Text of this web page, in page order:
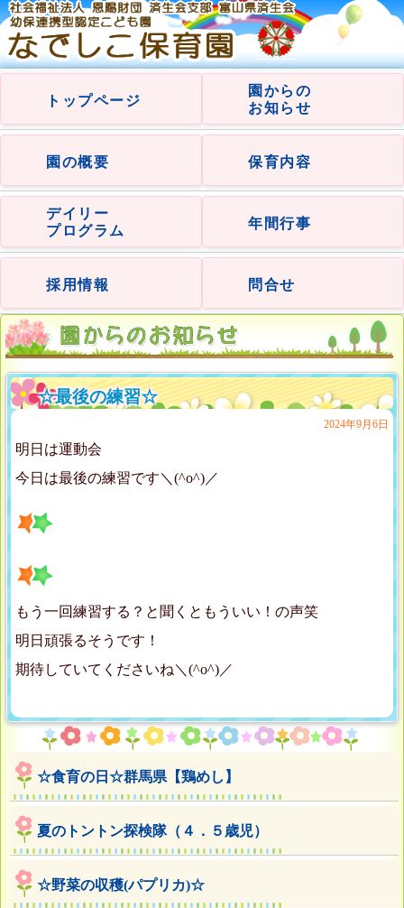
トップページ
園からの
お知らせ
園の概要 保育内容
デイリー
プログラム
年間行事
採用情報 問合せ
☆最後の練習☆
2024年9月6日
明日は運動会
今日は最後の練習です＼(^o^)／
もう一回練習する？と聞くともういい！の声笑
明日頑張るそうです！
期待していてくださいね＼(^o^)／
☆食育の日☆群馬県【鶏めし】
夏のトントン探検隊（４．５歳児）
☆野菜の収穫(パプリカ)☆